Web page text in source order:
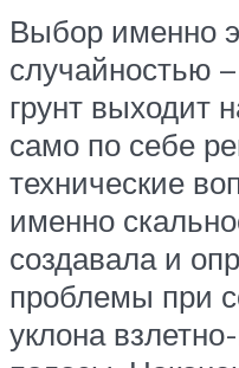
Выбор именно
случайностью
грунт выходит
само по себе
технические
именно
создавала и
проблемы при
уклона